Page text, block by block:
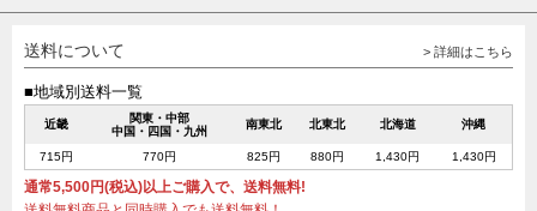
送料について > 詳細はこちら
■地域別送料一覧
近畿
関東・中部
中国・四国・九州
南東北 北東北 北海道 沖縄
715円 770円 825円 880円 1,430円 1,430円
通常5,500円(税込)以上ご購入で、送料無料!